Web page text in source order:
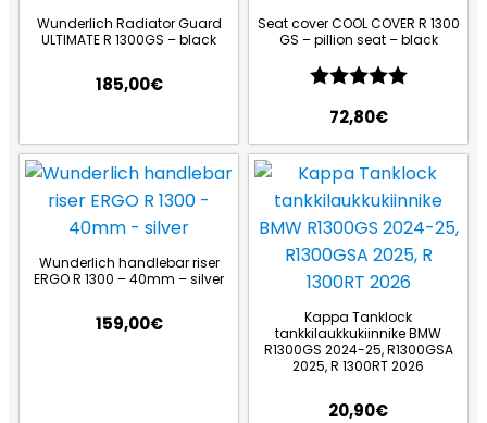
Wunderlich Radiator Guard
ULTIMATE R 1300GS – black
185,00€
Seat cover COOL COVER R 1300
GS – pillion seat – black
Arvio: 5.0 5:sta
72,80€
Wunderlich handlebar riser
ERGO R 1300 – 40mm – silver
159,00€
Kappa Tanklock
tankkilaukkukiinnike BMW
R1300GS 2024-25, R1300GSA
2025, R 1300RT 2026
20,90€